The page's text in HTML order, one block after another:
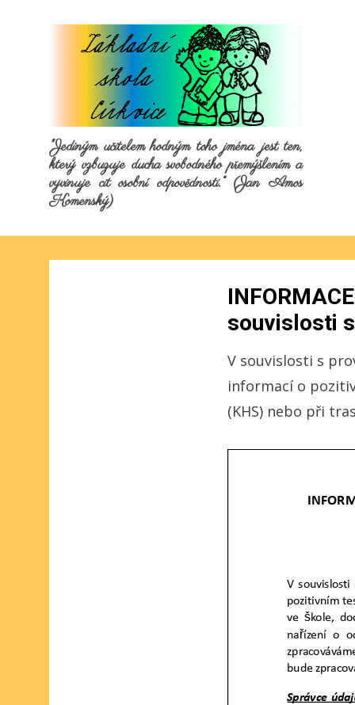
"Jediným učitelem hodným toho jména jest ten,
který vzbuzuje ducha svobodného přemýšlením a
vyvinuje cit osobní odpovědnosti.“ (Jan Amos
Komenský)
souvislosti
V souvislosti s
informací o
(KHS) nebo při